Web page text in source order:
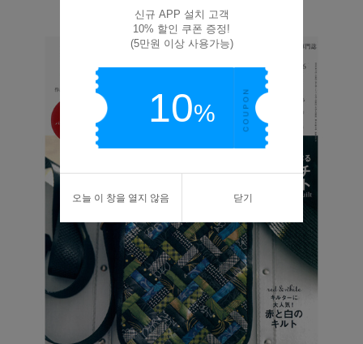
보그사NV13236
신규 APP 설치 고객
10% 할인 쿠폰 증정!
(5만원 이상 사용가능)
10%
오늘 이 창을 열지 않음 닫기